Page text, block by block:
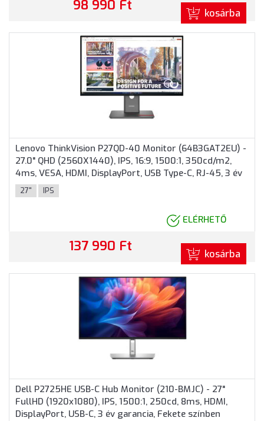
98 990 Ft kosárba
Lenovo ThinkVision P27QD-40 Monitor (64B3GAT2EU) -
27.0" QHD (2560X1440), IPS, 16:9, 1500:1, 350cd/m2,
4ms, VESA, HDMI, DisplayPort, USB Type-C, RJ-45, 3 év
garancia, Fekete színben
27" IPS
ELÉRHETŐ
137 990 Ft kosárba
Dell P2725HE USB-C Hub Monitor (210-BMJC) - 27"
FullHD (1920x1080), IPS, 1500:1, 250cd, 8ms, HDMI,
DisplayPort, USB-C, 3 év garancia, Fekete színben